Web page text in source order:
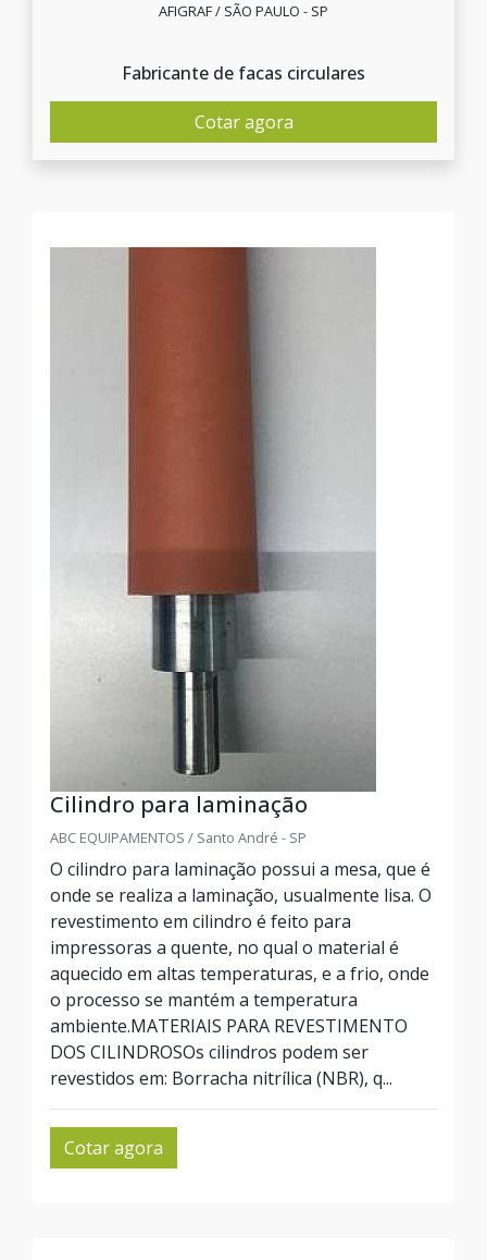
AFIGRAF / SÃO PAULO - SP
Fabricante de facas circulares
Cotar agora
Cilindro para laminação
ABC EQUIPAMENTOS / Santo André - SP
O cilindro para laminação possui a mesa, que é
onde se realiza a laminação, usualmente lisa. O
revestimento em cilindro é feito para
impressoras a quente, no qual o material é
aquecido em altas temperaturas, e a frio, onde
o processo se mantém a temperatura
ambiente.MATERIAIS PARA REVESTIMENTO
DOS CILINDROSOs cilindros podem ser
revestidos em: Borracha nitrílica (NBR), q...
Cotar agora